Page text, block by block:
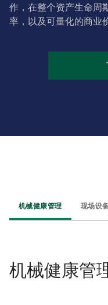
作，在整个资产生命周
率，以及可量化的商业
机械健康管理 现场设
机械健康管